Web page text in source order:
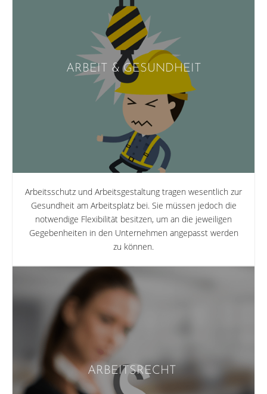
ARBEIT & GESUNDHEIT
Arbeitsschutz und Arbeitsgestaltung tragen wesentlich zur
Gesundheit am Arbeitsplatz bei. Sie müssen jedoch die
notwendige Flexibilität besitzen, um an die jeweiligen
Gegebenheiten in den Unternehmen angepasst werden
zu können.
ARBEITSRECHT